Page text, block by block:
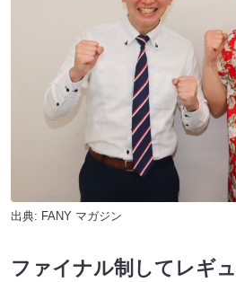
出典: FANY マガジン
ファイナル制してレギ